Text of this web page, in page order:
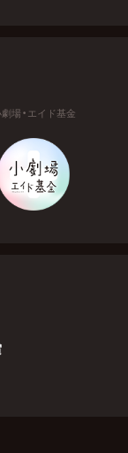
場・エイド基金